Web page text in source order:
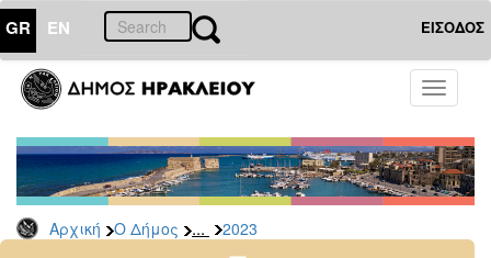
GR EN ΕΙΣΟΔΟΣ
Toggle
Αρχική Ο Δήμος ... 2023
ΔΗΜΟΣ
Δελτία
Τύπου
Αρχείο
2026